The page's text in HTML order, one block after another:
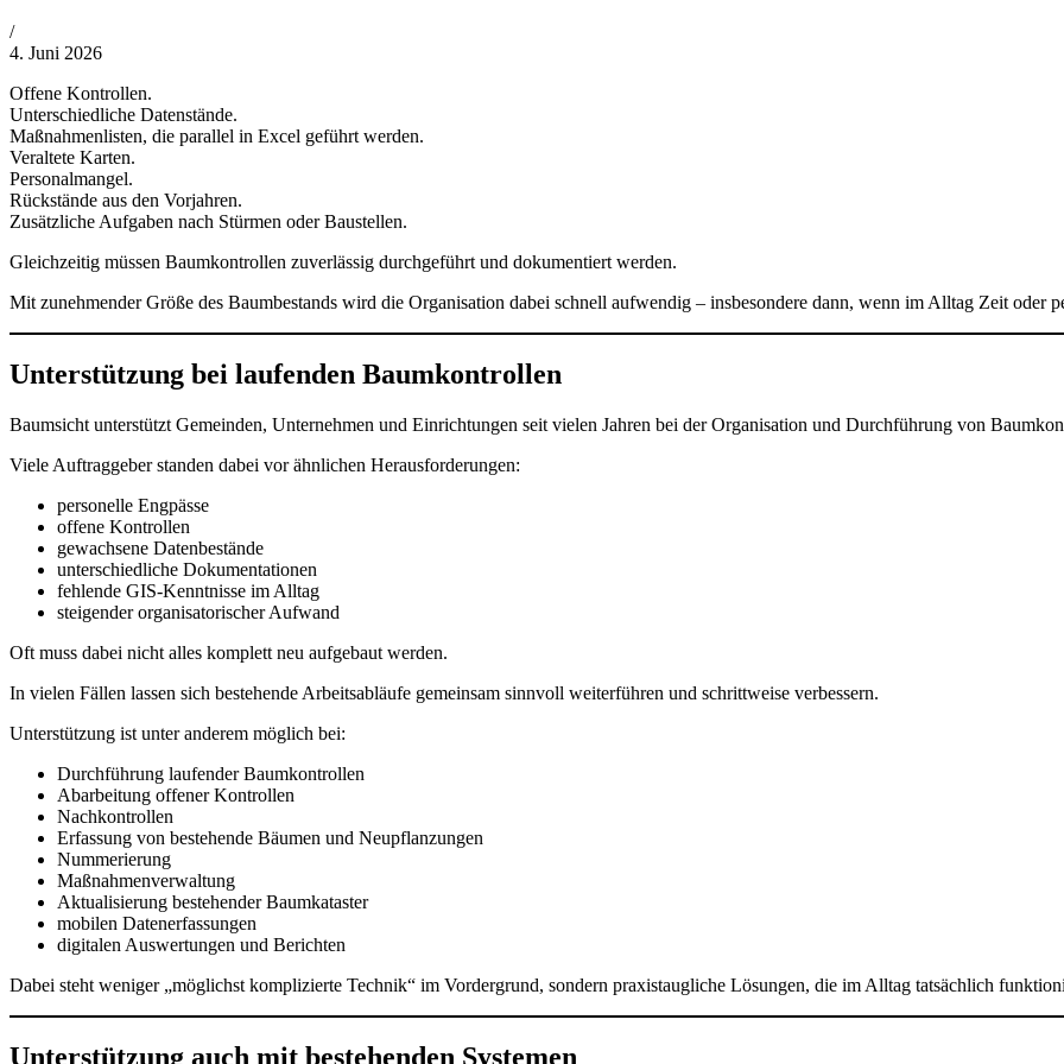
von
Philipp
/
4. Juni 2026
Offene Kontrollen.
Unterschiedliche Datenstände.
Maßnahmenlisten, die parallel in Excel geführt werden.
Veraltete Karten.
Personalmangel.
Rückstände aus den Vorjahren.
Zusätzliche Aufgaben nach Stürmen oder Baustellen.
Gleichzeitig müssen Baumkontrollen zuverlässig durchgeführt und dokumentiert werden.
Mit zunehmender Größe des Baumbestands wird die Organisation dabei schnell aufwendig – insbesondere dann, wenn im Alltag Zeit oder
Unterstützung bei laufenden Baumkontrollen
Baumsicht unterstützt Gemeinden, Unternehmen und Einrichtungen seit vielen Jahren bei der Organisation und Durchführung von
Viele Auftraggeber standen dabei vor ähnlichen Herausforderungen:
personelle Engpässe
offene Kontrollen
gewachsene Datenbestände
unterschiedliche Dokumentationen
fehlende GIS-Kenntnisse im Alltag
steigender organisatorischer Aufwand
Oft muss dabei nicht alles komplett neu aufgebaut werden.
In vielen Fällen lassen sich bestehende Arbeitsabläufe gemeinsam sinnvoll weiterführen und schrittweise verbessern.
Unterstützung ist unter anderem möglich bei:
Durchführung laufender Baumkontrollen
Abarbeitung offener Kontrollen
Nachkontrollen
Erfassung von bestehende Bäumen und Neupflanzungen
Nummerierung
Maßnahmenverwaltung
Aktualisierung bestehender Baumkataster
mobilen Datenerfassungen
digitalen Auswertungen und Berichten
Dabei steht weniger „möglichst komplizierte Technik“ im Vordergrund, sondern praxistaugliche Lösungen, die im Alltag tatsächlich
Unterstützung auch mit bestehenden Systemen